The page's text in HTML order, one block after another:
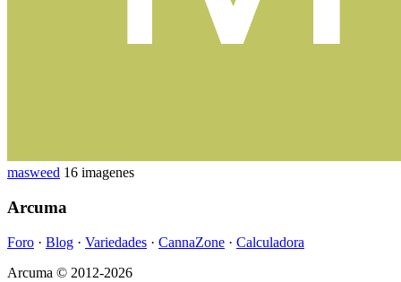
masweed 16 imagenes
Arcuma
Foro · Blog · Variedades · CannaZone · Calculadora
Arcuma © 2012-2026